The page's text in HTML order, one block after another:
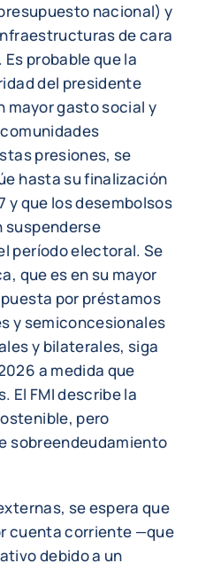
nacional) y
de cara
probable que la
del presidente
mayor gasto social y
presiones, se
hasta su finalización
y que los desembolsos
suspenderse
período electoral. Se
que es en su mayor
por préstamos
y semiconcesionales
y bilaterales, siga
a medida que
El FMI describe la
pero
sobreendeudamiento
se espera que
cuenta corriente —que
debido a un